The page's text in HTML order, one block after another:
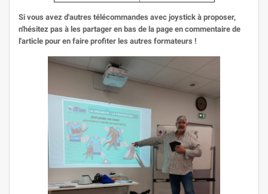
Si vous avez d'autres télécommandes avec joystick à proposer,
n'hésitez pas à les partager en bas de la page en commentaire de
l'article pour en faire profiter les autres formateurs !